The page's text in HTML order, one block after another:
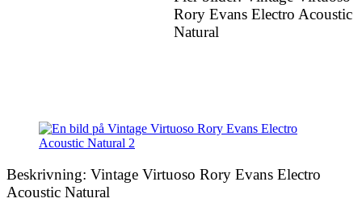
Rory Evans Electro Acoustic
Natural
Beskrivning: Vintage Virtuoso Rory Evans Electro
Acoustic Natural